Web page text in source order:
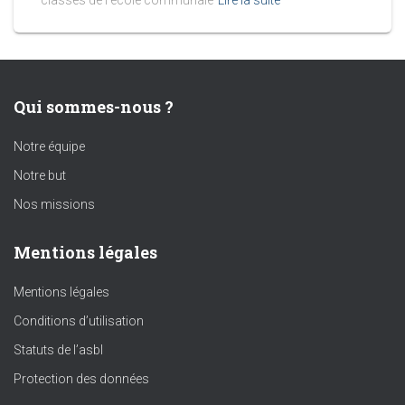
Qui sommes-nous ?
Notre équipe
Notre but
Nos missions
Mentions légales
Mentions légales
Conditions d’utilisation
Statuts de l’asbl
Protection des données